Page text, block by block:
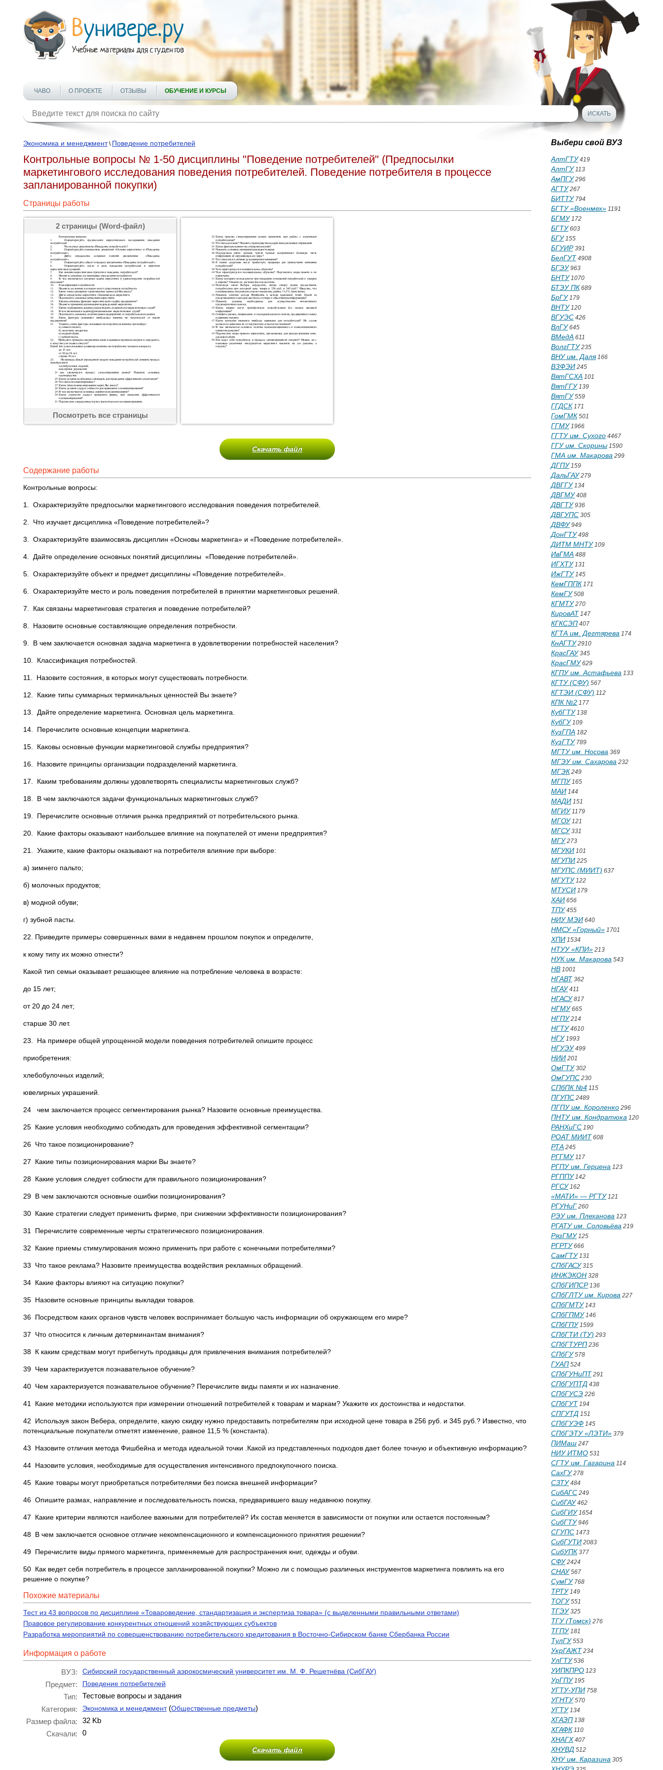
ЧАВО О ПРОЕКТЕ ОТЗЫВЫ ОБУЧЕНИЕ И КУРСЫ
Экономика и менеджмент\ Поведение потребителей
Контрольные вопросы № 1-50 дисциплины "Поведение потребителей" (Предпосылки
маркетингового исследования поведения потребителей. Поведение потребителя в процессе
запланированной покупки)
Страницы работы
2 страницы (Word-файл)
Посмотреть все страницы
Скачать файл
Содержание работы
Контрольные вопросы:
1. Охарактеризуйте предпосылки маркетингового исследования поведения потребителей.
2. Что изучает дисциплина «Поведение потребителей»?
3. Охарактеризуйте взаимосвязь дисциплин «Основы маркетинга» и «Поведение потребителей».
4. Дайте определение основных понятий дисциплины «Поведение потребителей».
5. Охарактеризуйте объект и предмет дисциплины «Поведение потребителей».
6. Охарактеризуйте место и роль поведения потребителей в принятии маркетинговых решений.
7. Как связаны маркетинговая стратегия и поведение потребителей?
8. Назовите основные составляющие определения потребности.
9. В чем заключается основная задача маркетинга в удовлетворении потребностей населения?
10. Классификация потребностей.
11. Назовите состояния, в которых могут существовать потребности.
12. Какие типы суммарных терминальных ценностей Вы знаете?
13. Дайте определение маркетинга. Основная цель маркетинга.
14. Перечислите основные концепции маркетинга.
15. Каковы основные функции маркетинговой службы предприятия?
16. Назовите принципы организации подразделений маркетинга.
17. Каким требованиям должны удовлетворять специалисты маркетинговых служб?
18. В чем заключаются задачи функциональных маркетинговых служб?
19. Перечислите основные отличия рынка предприятий от потребительского рынка.
20. Какие факторы оказывают наибольшее влияние на покупателей от имени предприятия?
21. Укажите, какие факторы оказывают на потребителя влияние при выборе:
а) зимнего пальто;
б) молочных продуктов;
в) модной обуви;
г) зубной пасты.
22. Приведите примеры совершенных вами в недавнем прошлом покупок и определите,
к кому типу их можно отнести?
Какой тип семьи оказывает решающее влияние на потребление человека в возрасте:
до 15 лет;
от 20 до 24 лет;
старше 30 лет.
23. На примере общей упрощенной модели поведения потребителей опишите процесс
приобретения:
хлебобулочных изделий;
ювелирных украшений.
24 чем заключается процесс сегментирования рынка? Назовите основные преимущества.
25 Какие условия необходимо соблюдать для проведения эффективной сегментации?
26 Что такое позиционирование?
27 Какие типы позиционирования марки Вы знаете?
28 Какие условия следует соблюсти для правильного позиционирования?
29 В чем заключаются основные ошибки позиционирования?
30 Какие стратегии следует применить фирме, при снижении эффективности позиционирования?
31 Перечислите современные черты стратегического позиционирования.
32 Какие приемы стимулирования можно применить при работе с конечными потребителями?
33 Что такое реклама? Назовите преимущества воздействия рекламных обращений.
34 Какие факторы влияют на ситуацию покупки?
35 Назовите основные принципы выкладки товаров.
36 Посредством каких органов чувств человек воспринимает большую часть информации об окружающем его мире?
37 Что относится к личным детерминантам внимания?
38 К каким средствам могут прибегнуть продавцы для привлечения внимания потребителей?
39 Чем характеризуется познавательное обучение?
40 Чем характеризуется познавательное обучение? Перечислите виды памяти и их назначение.
41 Какие методики используются при измерении отношений потребителей к товарам и маркам? Укажите их достоинства и недостатки.
42 Используя закон Вебера, определите, какую скидку нужно предоставить потребителям при исходной цене товара в 256 руб. и 345 руб.? Известно, что
потенциальные покупатели отметят изменение, равное 11,5 % (константа).
43 Назовите отличия метода Фишбейна и метода идеальной точки .Какой из представленных подходов дает более точную и объективную информацию?
44 Назовите условия, необходимые для осуществления интенсивного предпокупочного поиска.
45 Какие товары могут приобретаться потребителями без поиска внешней информации?
46 Опишите размах, направление и последовательность поиска, предварившего вашу недавнюю покупку.
47 Какие критерии являются наиболее важными для потребителей? Их состав меняется в зависимости от покупки или остается постоянным?
48 В чем заключается основное отличие некомпенсационного и компенсационного принятия решении?
49 Перечислите виды прямого маркетинга, применяемые для распространения книг, одежды и обуви.
50 Как ведет себя потребитель в процессе запланированной покупки? Можно ли с помощью различных инструментов маркетинга повлиять на его
решение о покупке?
Похожие материалы
Тест из 43 вопросов по дисциплине «Товароведение, стандартизация и экспертиза товара» (с выделенными правильными ответами)
Правовое регулирование конкурентных отношений хозяйствующих субъектов
Разработка мероприятий по совершенствованию потребительского кредитования в Восточно-Сибирском банке Сбербанка России
Информация о работе
ВУЗ: Сибирский государственный аэрокосмический университет им. М. Ф. Решетнёва (СибГАУ)
Предмет: Поведение потребителей
Тип:
Тестовые вопросы и задания
Категория:
Экономика и менеджмент(Общественные предметы)
Размер файла:
32 Kb
Скачали:
0
Скачать файл
Выбери свой ВУЗ
АлтГТУ419
АлтГУ113
АмПГУ296
АГТУ267
БИТТУ794
БГТУ «Военмех» 1191
БГМУ172
БГТУ603
БГУ155
БГУИР391
БелГУТ 4908
БГЭУ963
БНТУ1070
БТЭУ ПК 689
БрГУ179
ВНТУ120
ВГУЭС 426
ВлГУ645
ВМедА 611
ВолгГТУ235
ВНУ им. Даля166
ВЗФЭИ 245
ВятГСХА 101
ВятГГУ139
ВятГУ559
ГГДСК 171
ГомГМК 501
ГГМУ1966
ГГТУ им. Сухого 4467
ГГУ им. Скорины 1590
ГМА им. Макарова 299
ДГПУ159
ДальГАУ279
ДВГГУ134
ДВГМУ408
ДВГТУ936
ДВГУПС 305
ДВФУ949
ДонГТУ498
ДИТМ МНТУ109
ИвГМА 488
ИГХТУ131
ИжГТУ145
КемГППК 171
КемГУ508
КГМТУ270
КировАТ 147
КГКСЭП 407
КГТА им. Дегтярева 174
КнАГТУ2910
КрасГАУ345
КрасГМУ629
КГПУ им. Астафьева 133
КГТУ (СФУ) 567
КГТЭИ (СФУ) 112
КПК №2 177
КубГТУ138
КубГУ109
КузГПА 182
КузГТУ789
МГТУ им. Носова 369
МГЭУ им. Сахарова 232
МГЭК 249
МГПУ165
МАИ 144
МАДИ 151
МГИУ1179
МГОУ121
МГСУ331
МГУ273
МГУКИ 101
МГУПИ 225
МГУПС (МИИТ) 637
МГУТУ122
МТУСИ 179
ХАИ 656
ТПУ455
НИУ МЭИ 640
НМСУ «Горный» 1701
ХПИ 1534
НТУУ «КПИ» 213
НУК им. Макарова 543
НВ 1001
НГАВТ 362
НГАУ411
НГАСУ817
НГМУ665
НГПУ214
НГТУ4610
НГУ1993
НГУЭУ499
НИИ 201
ОмГТУ302
ОмГУПС 230
СПбПК №4 115
ПГУПС 2489
ПГПУ им. Короленко 296
ПНТУ им. Кондратюка 120
РАНХиГС 190
РОАТ МИИТ 608
РТА 245
РГГМУ117
РГПУ им. Герцена 123
РГППУ142
РГСУ162
«МАТИ» — РГТУ121
РГУНиГ 260
РЭУ им. Плеханова 123
РГАТУ им. Соловьёва 219
РязГМУ125
РГРТУ666
СамГТУ131
СПбГАСУ315
ИНЖЭКОН 328
СПбГИПСР136
СПбГЛТУ им. Кирова 227
СПбГМТУ143
СПбГПМУ146
СПбГПУ1599
СПбГТИ (ТУ) 293
СПбГТУРП 236
СПбГУ578
ГУАП 524
СПбГУНиПТ 291
СПбГУПТД 438
СПбГУСЭ 226
СПбГУТ 194
СПГУТД 151
СПбГУЭФ 145
СПбГЭТУ «ЛЭТИ» 379
ПИМаш 247
НИУ ИТМО 531
СГТУ им. Гагарина 114
СахГУ278
СЗТУ484
СибАГС 249
СибГАУ462
СибГИУ1654
СибГТУ946
СГУПС 1473
СибГУТИ 2083
СибУПК 377
СФУ2424
СНАУ567
СумГУ768
ТРТУ149
ТОГУ551
ТГЭУ325
ТГУ (Томск) 276
ТГПУ181
ТулГУ553
УкрГАЖТ 234
УлГТУ536
УИПКПРО 123
УрГПУ195
УГТУ-УПИ 758
УГНТУ570
УГТУ134
ХГАЭП 138
ХГАФК 110
ХНАГХ 407
ХНУВД 512
ХНУ им. Каразина 305